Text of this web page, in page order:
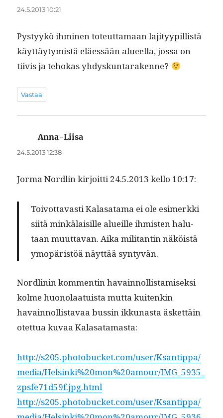
24.5.2013 10:21
Pystyykö ihmi­nen toteut­ta­maan laji­tyyp­il­listä
käyt­täy­tymistä eläessään alueel­la, jos­sa on
tiivis ja tehokas yhdyskuntarakenne?
Vastaa
Anna-Liisa
24.5.2013 12:38
Jor­ma Nordlin kir­joit­ti 24.5.2013 kel­lo 10:17:
Toiv­ot­tavasti Kalasa­ta­ma ei ole esimerk­ki
siitä minkälaisille alueille ihmis­ten halu­
taan muut­ta­van. Aika mil­i­tan­tin näköistä
ymopäristöä näyt­tää syntyvän.
Nordlin­in kom­mentin havain­nol­lis­tamisek­si
kolme huono­laa­tu­ista mut­ta kuitenkin
havain­nol­lis­tavaa bussin ikku­nas­ta äsket­täin
otet­tua kuvaa Kalasatamasta:
http://s205.photobucket.com/user/Ksantippa/
media/Helsinki%20mon%20amour/IMG_5935_
zpsfe71d59f.jpg.html
http://s205.photobucket.com/user/Ksantippa/